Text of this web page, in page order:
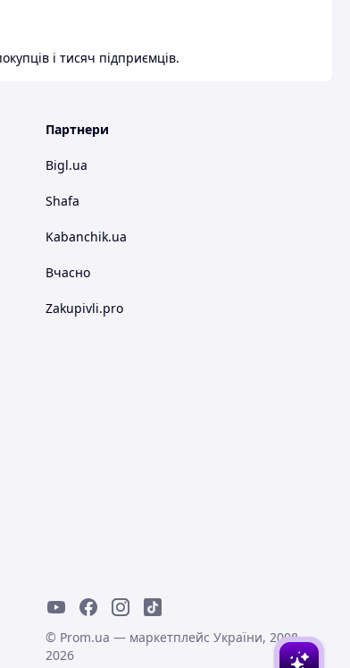
і тисяч підприємців.
Партнери
Bigl.ua
Shafa
Kabanchik.ua
Вчасно
Zakupivli.pro
© Prom.ua — маркетплейс України, 2008-
2026